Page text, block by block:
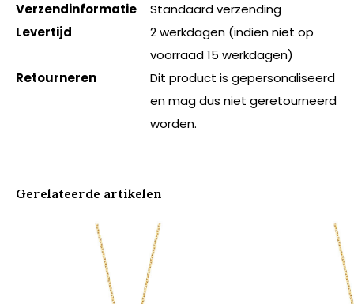
Verzendinformatie
Standaard verzending
Levertijd
2 werkdagen (indien niet op
voorraad 15 werkdagen)
Retourneren
Dit product is gepersonaliseerd
en mag dus niet geretourneerd
worden.
Gerelateerde artikelen